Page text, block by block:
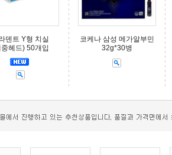
덴트 Y형 치실
헤드) 50개입
코케나 삼성 메가알부민
32g*30병